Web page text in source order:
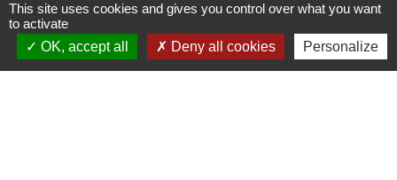
Contacts
Mairie de Gasny
This site uses cookies and gives you control over what you want
to activate
OK, accept all
Deny all cookies Personalize